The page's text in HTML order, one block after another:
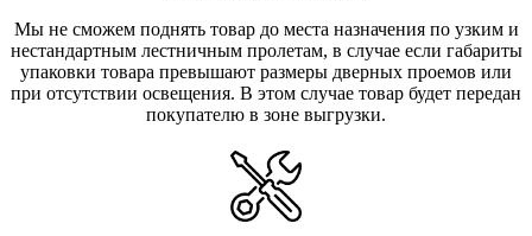
Мы не сможем поднять товар до места назначения по узким и
нестандартным лестничным пролетам, в случае если габариты
упаковки товара превышают размеры дверных проемов или
при отсутствии освещения. В этом случае товар будет передан
покупателю в зоне выгрузки.